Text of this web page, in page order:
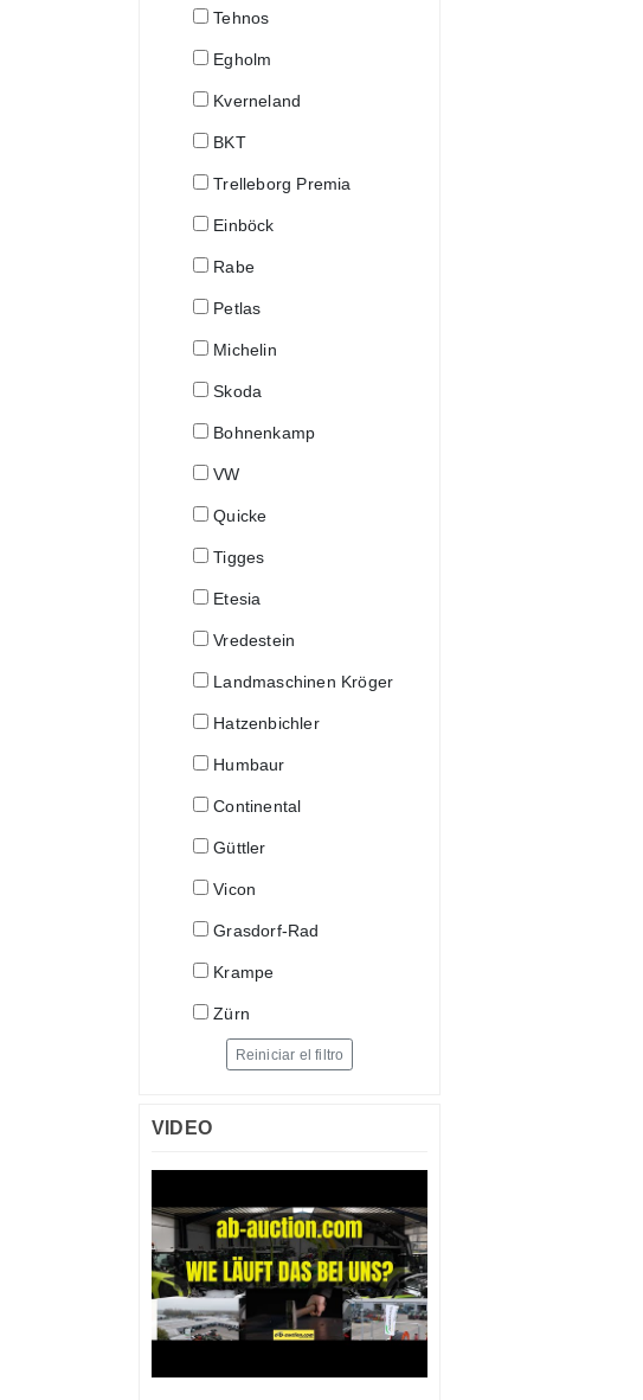
Tehnos
Egholm
Kverneland
BKT
Trelleborg Premia
Einböck
Rabe
Petlas
Michelin
Skoda
Bohnenkamp
VW
Quicke
Tigges
Etesia
Vredestein
Landmaschinen Kröger
Hatzenbichler
Humbaur
Continental
Güttler
Vicon
Grasdorf-Rad
Krampe
Zürn
Reiniciar el filtro
VIDEO